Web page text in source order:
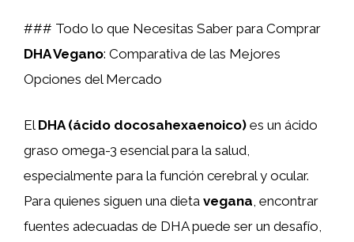
### Todo lo que Necesitas Saber para Comprar
DHA Vegano: Comparativa de las Mejores
Opciones del Mercado
El DHA (ácido docosahexaenoico) es un ácido
graso omega-3 esencial para la salud,
especialmente para la función cerebral y ocular.
Para quienes siguen una dieta vegana , encontrar
fuentes adecuadas de DHA puede ser un desafío,